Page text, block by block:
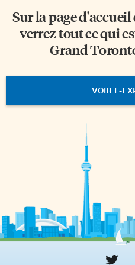
Sur la page
verrez tout ce qui
Grand
VOIR L-